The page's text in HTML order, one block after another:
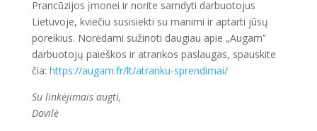
Prancūzijos įmonei ir norite samdyti darbuotojus
Lietuvoje, kviečiu susisiekti su manimi ir aptarti jūsų
poreikius. Norėdami sužinoti daugiau apie „Augam”
darbuotojų paieškos ir atrankos paslaugas, spauskite
čia: https://augam.fr/lt/atranku-sprendimai/
Su linkėjimais augti,
Dovilė